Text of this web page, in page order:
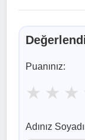
Puanınız:
★ ★ ★
Adınız